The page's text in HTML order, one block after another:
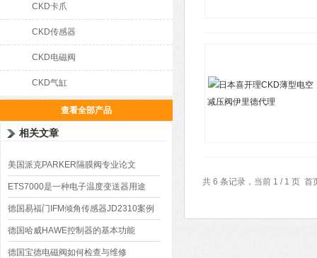
CKD卡爪
CKD传感器
CKD电磁阀
CKD气缸
查看全部产品
相关文章
美国派克PARKER隔膜阀专业论文
ETS7000是一种电子温度变送器用途
德国易福门IFM倾角传感器JD2310案例
分析
德国哈威HAWE控制器的基本功能
德国宝德电磁阀如何检查与维修
共 6 条记录，当前 1 / 1 页